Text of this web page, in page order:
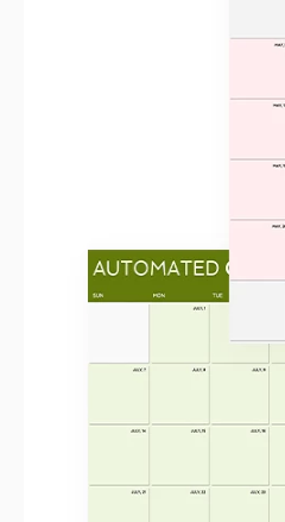
calendario mensiledi
anni! Non dovrai più cercare
Un design incantevole con
rende questa versione la tua
Utilizzare questo calendario in
nella sezione dell'intestazione,
Inoltre, abbiamo aggiunto
note e un programma per ogni
Trova ancora più modelli di